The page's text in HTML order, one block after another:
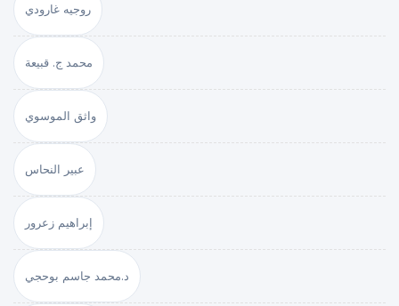
روجيه غارودي
محمد ج. قبيعة
واثق الموسوي
عبير النحاس
إبراهيم زعرور
د.محمد جاسم بوحجي